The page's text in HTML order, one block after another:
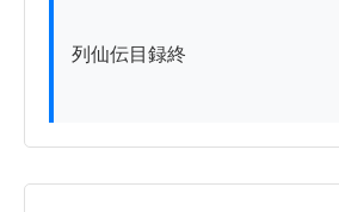
列仙伝目録終